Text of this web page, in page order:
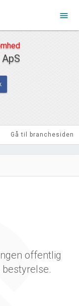
menu
Gå til branchesiden
offentlig